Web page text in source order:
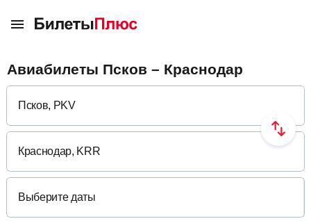
Авиабилеты Псков – Краснодар
Выберите даты